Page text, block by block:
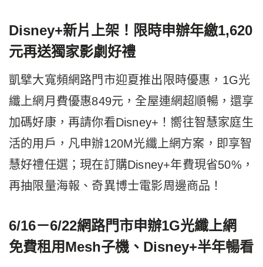
Disney+新片上架！限時申辦年繳1,620
元再送獨家影劇好禮
凱擘大寬頻網路門市迎夏推出限時優惠，1G光
纖上網月費優惠849元，全屋連網超順暢，還享
加碼好康，再請你看Disney+！嚮往智慧家庭生
活的用戶，凡申辦120M光纖上網方案，即享智
慧好禮任選；現在訂購Disney+年費現省50%，
再抽限量海報、奇異博士電影周邊商品！
6/16－6/22網路門市申辦1G光纖上網
免費租用Mesh子機、Disney+半年暢看